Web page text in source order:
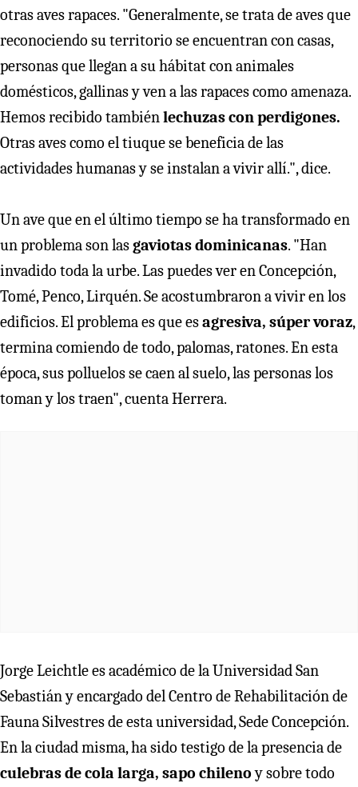
otras aves rapaces. "Generalmente, se trata de aves que
reconociendo su territorio se encuentran con casas,
personas que llegan a su hábitat con animales
domésticos, gallinas y ven a las rapaces como amenaza.
Hemos recibido tambiénlechuzas con perdigones.
Otras aves como el tiuque se beneficia de las
actividades humanas y se instalan a vivir allí.", dice.
Un ave que en el último tiempo se ha transformado en
un problema son lasgaviotas dominicanas. "Han
invadido toda la urbe. Las puedes ver en Concepción,
Tomé, Penco, Lirquén. Se acostumbraron a vivir en los
edificios. El problema es que esagresiva, súper voraz,
termina comiendo de todo, palomas, ratones. En esta
época, sus polluelos se caen al suelo, las personas los
toman y los traen", cuenta Herrera.
Jorge Leichtle es académico de la Universidad San
Sebastián y encargado del Centro de Rehabilitación de
Fauna Silvestres de esta universidad, Sede Concepción.
En la ciudad misma, ha sido testigo de la presencia de
culebras de cola larga, sapo chilenoy sobre todo